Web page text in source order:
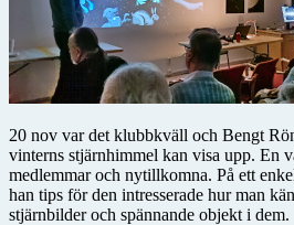
20 nov var det klubbkväll och Bengt
vinterns stjärnhimmel kan visa upp. En
medlemmar och nytillkomna. På ett
han tips för den intresserade hur man
stjärnbilder och spännande objekt i dem.